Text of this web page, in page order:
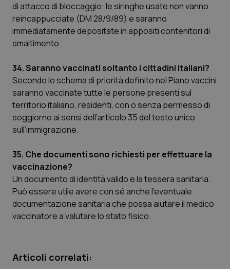
di attacco di bloccaggio: le siringhe usate non vanno
reincappucciate (DM 28/9/89) e saranno
immediatamente depositate in appositi contenitori di
smaltimento.
34. Saranno vaccinati soltanto i cittadini italiani?
Secondo lo schema di priorità definito nel Piano vaccini
saranno vaccinate tutte le persone presenti sul
territorio italiano, residenti, con o senza permesso di
soggiorno ai sensi dell’articolo 35 del testo unico
sull’immigrazione.
35. Che documenti sono richiesti per effettuare la
vaccinazione?
Un documento di identità valido e la tessera sanitaria.
Può essere utile avere con sé anche l’eventuale
documentazione sanitaria che possa aiutare il medico
vaccinatore a valutare lo stato fisico.
Articoli correlati: